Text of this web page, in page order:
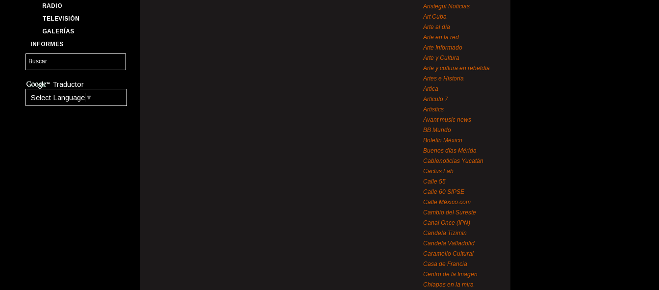
RADIO
TELEVISIÓN
GALERÍAS
INFORMES
Traductor
Select Language ▼
Aristegui Noticias
Art Cuba
Arte al día
Arte en la red
Arte Informado
Arte y Cultura
Arte y cultura en rebeldía
Artes e Historia
Artica
Artículo 7
Artistics
Avant music news
BB Mundo
Boletín México
Buenos días Mérida
Cablenoticias Yucatán
Cactus Lab
Calle 55
Calle 60 SIPSE
Calle México.com
Cambio del Sureste
Canal Once (IPN)
Candela Tizimín
Candela Valladolid
Caramello Cultural
Casa de Francia
Centro de la Imagen
Chiapas en la mira